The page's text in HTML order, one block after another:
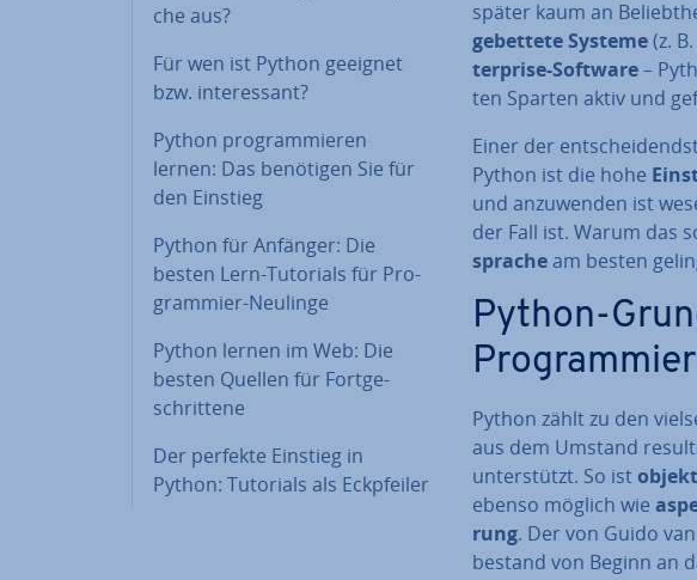
che aus?
Für wen ist Python geeignet
bzw. in­ter­es­sant?
Python pro­gram­mie­ren
lernen: Das benötigen Sie für
den Einstieg
Python für Anfänger: Die
besten Lern-Tutorials für Pro­
gram­mier-Neulinge
Python lernen im Web: Die
besten Quellen für Fort­ge­
schrit­te­ne
Der perfekte Einstieg in
Python: Tutorials als Eck­pfei­ler
später kaum an
ge­bet­te­te Systeme(z.
ter­pri­se-Software–
ten Sparten aktiv und
Einer der
Python ist die hohe
und an­zu­wen­den ist
der Fall ist. Warum das
spra­cheam besten
Python-
Python zählt zu den
aus dem Umstand
un­ter­stützt. So ist
ebenso möglich wie
rung. Der von Guido
bestand von Beginn an